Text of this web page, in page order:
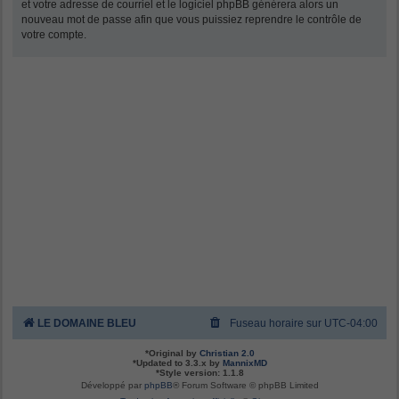
et votre adresse de courriel et le logiciel phpBB générera alors un
nouveau mot de passe afin que vous puissiez reprendre le contrôle de
votre compte.
LE DOMAINE BLEU Fuseau horaire sur UTC-04:00
*Original by Christian 2.0
*Updated to 3.3.x by MannixMD
*Style version: 1.1.8
Développé par phpBB® Forum Software © phpBB Limited